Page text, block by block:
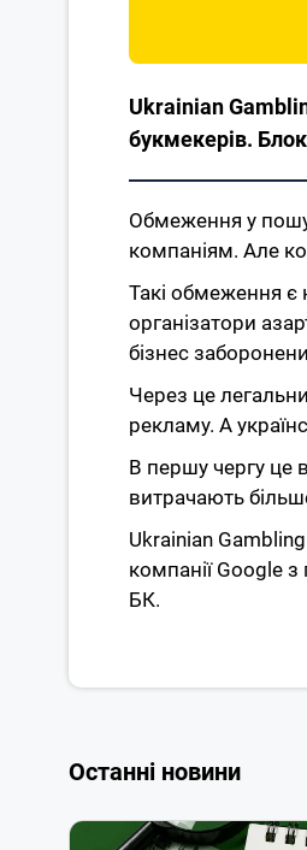
Ukrainian
букмекерів.
Обмеження у
компаніям. Але
Такі обмеження є
організатори
бізнес
Через це
рекламу. А
В першу чергу це
витрачають
Ukrainian
компанії Google
БК.
Останні новини